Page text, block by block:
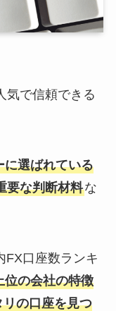
気で信頼できる
に選ばれている
要な判断材料な
FX口座数ランキ
位の会社の特徴
の口座を見つ